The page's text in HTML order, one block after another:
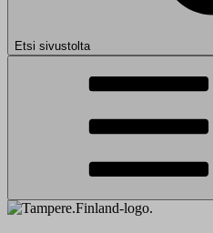
Etsi sivustolta